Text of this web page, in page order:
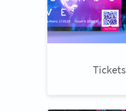
Tickets